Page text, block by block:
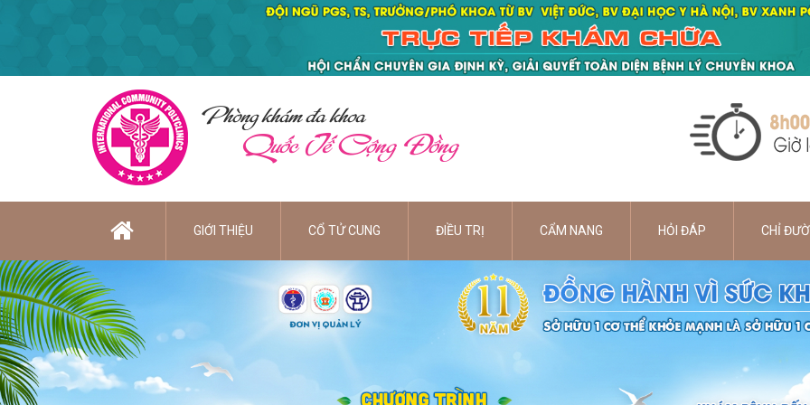
Phòng khám đa khoa
Quốc Tế Cộng Đồng
GIỚI THIỆU CỔ TỬ CUNG ĐIỀU TRỊ CẨM NANG HỎI ĐÁP CHỈ